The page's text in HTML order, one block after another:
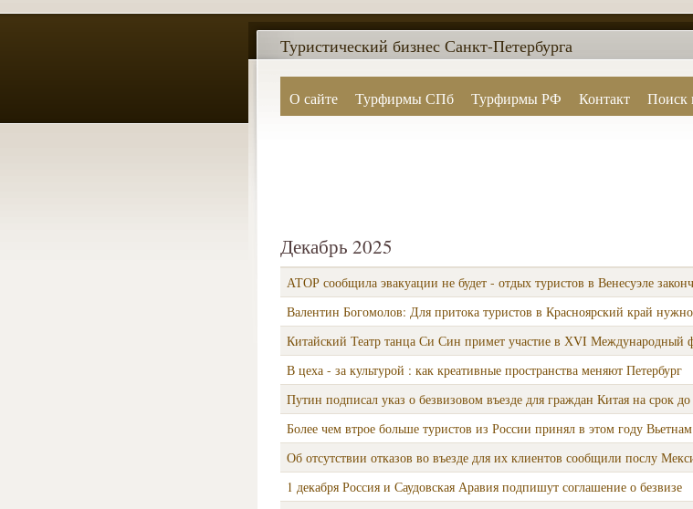
О сайте Турфирмы СПб Турфирмы РФ Контакт Поиск
Туристический бизнес Санкт-Петербурга
Декабрь 2025
АТОР сообщила эвакуации не будет - отдых туристов в Венесуэле
Валентин Богомолов: Для притока туристов в Красноярский край
Китайский Театр танца Си Син примет участие в ХVI Международный
В цеха - за культурой : как креативные пространства меняют Петербург
Путин подписал указ о безвизовом въезде для граждан Китая на срок
Более чем втрое больше туристов из России принял в этом году Вьетнам
Об отсутствии отказов во въезде для их клиентов сообщили послу
1 декабря Россия и Саудовская Аравия подпишут соглашение о безвизе